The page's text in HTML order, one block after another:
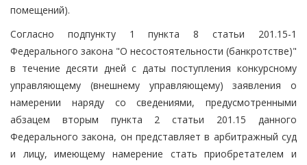
помещений).
Согласно подпункту 1 пункта 8 статьи 201.15-1
Федерального закона "О несостоятельности (банкротстве)"
в течение десяти дней с даты поступления конкурсному
управляющему (внешнему управляющему) заявления о
намерении наряду со сведениями, предусмотренными
абзацем вторым пункта 2 статьи 201.15 данного
Федерального закона, он представляет в арбитражный суд
и лицу, имеющему намерение стать приобретателем и